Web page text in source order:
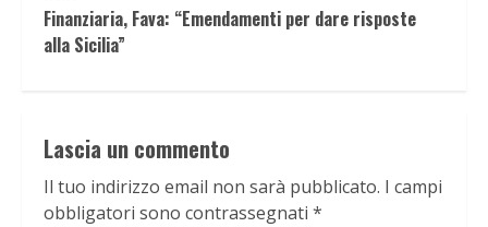
Finanziaria, Fava: “Emendamenti per dare risposte
alla Sicilia”
Lascia un commento
Il tuo indirizzo email non sarà pubblicato. I campi
obbligatori sono contrassegnati *